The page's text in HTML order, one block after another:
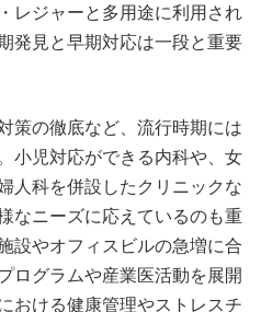
レジャーと多用途に利用され
発見と早期対応は一段と重要
策の徹底など、流行時期には
小児対応ができる内科や、女
人科を併設したクリニックな
なニーズに応えているのも重
設やオフィスビルの急増に合
ログラムや産業医活動を展開
おける健康管理やストレスチ